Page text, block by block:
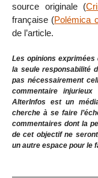
source originale (
française (Polémica
de l’article.
Les opinions
la seule responsabilité
pas nécessairement
commentaire
AlterInfos est un
cherche à se faire
commentaires dont la
de cet objectif ne
un autre espace pour le